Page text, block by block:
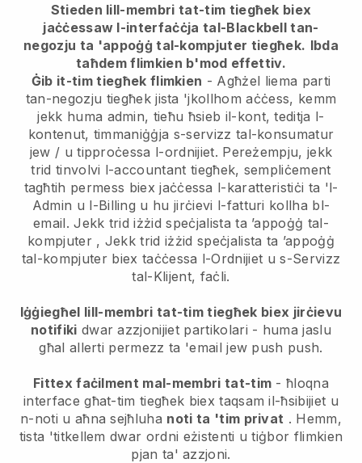
Stieden lill-membri tat-tim tiegħek biex
jaċċessaw l-interfaċċja tal-Blackbell tan-
negozju ta 'appoġġ tal-kompjuter tiegħek. Ibda
taħdem flimkien b'mod effettiv.
Ġib it-tim tiegħek flimkien - Agħżel liema parti
tan-negozju tiegħek jista 'jkollhom aċċess, kemm
jekk huma admin, tieħu ħsieb il-kont, teditja l-
kontenut, timmaniġġja s-servizz tal-konsumatur
jew / u tipproċessa l-ordnijiet. Pereżempju, jekk
trid tinvolvi l-accountant tiegħek, sempliċement
tagħtih permess biex jaċċessa l-karatteristiċi ta 'l-
Admin u l-Billing u hu jirċievi l-fatturi kollha bl-
email.Jekk trid iżżid speċjalista ta ’appoġġ tal-
kompjuter, Jekk trid iżżid speċjalista ta ’appoġġ
tal-kompjuter biex taċċessa l-Ordnijiet u s-Servizz
tal-Klijent, faċli.
Iġġiegħel lill-membri tat-tim tiegħek biex jirċievu
notifiki dwar azzjonijiet partikolari - huma jaslu
għal allerti permezz ta 'email jew push push.
Fittex faċilment mal-membri tat-tim - ħloqna
interface għat-tim tiegħek biex taqsam il-ħsibijiet u
n-noti u aħna sejħluha noti ta 'tim privat . Hemm,
tista 'titkellem dwar ordni eżistenti u tiġbor flimkien
pjan ta' azzjoni.